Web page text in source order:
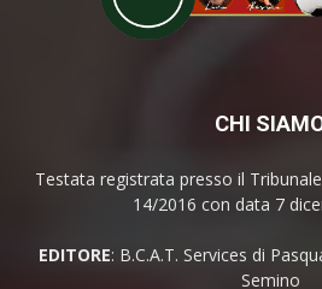
CHI
Testata registrata presso il
14/2016 con data 7
EDITORE: B.C.A.T. Services di
Semino